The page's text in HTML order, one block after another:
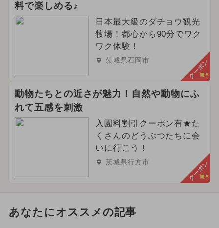
料で楽しめる♪
日本最大級のダチョウ観光
牧場！都心から90分でワク
ワク体験！
茨城県石岡市 クーポン
動物たちとの近さが魅力！自然や動物にふ
れて五感を刺激
入園料割引クーポン有★た
くさんのどうぶつたちに会
いに行こう！
茨城県行方市 クーポン
あなたにオススメの記事